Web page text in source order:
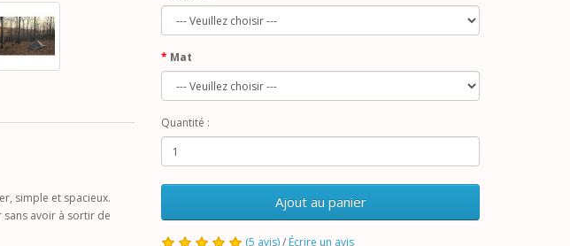
simple et spacieux.
avoir à sortir de
Mat
Quantité :
Ajout au panier
(5 avis)/ Écrire un avis